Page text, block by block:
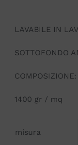
LAVABILE IN
SOTTOFONDO
1400 gr / mq
misura